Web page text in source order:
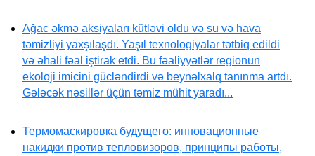
Ağac əkmə aksiyaları kütləvi oldu və su və hava
təmizliyi yaxşılaşdı. Yaşıl texnologiyalar tətbiq edildi
və əhali fəal iştirak etdi. Bu fəaliyyətlər regionun
ekoloji imicini gücləndirdi və beynəlxalq tanınma artdı.
Gələcək nəsillər üçün təmiz mühit yaradı...
Термомаскировка будущего: инновационные
накидки против тепловизоров, принципы работы,